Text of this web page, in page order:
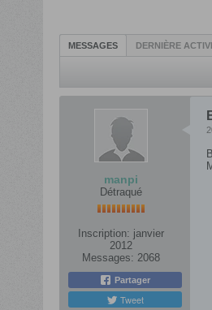
MESSAGES DERNIÈRE
manpi
Détraqué
Inscription: janvier
2012
Messages: 2068
Partager
Tweet